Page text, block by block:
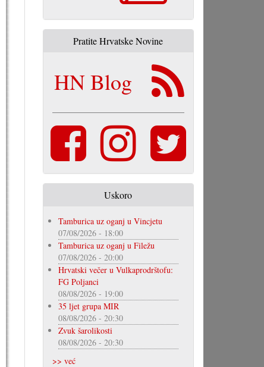
Pratite Hrvatske Novine
HN Blog
Uskoro
Tamburica uz oganj u Vincjetu
07/08/2026 - 18:00
Tamburica uz oganj u Filežu
07/08/2026 - 20:00
Hrvatski večer u Vulkaprodrštofu:
FG Poljanci
08/08/2026 - 19:00
35 ljet grupa MIR
08/08/2026 - 20:30
Zvuk šarolikosti
08/08/2026 - 20:30
>> već